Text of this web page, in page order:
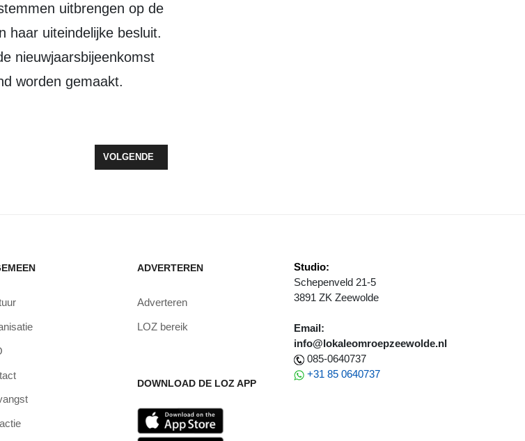
uitbrengen op de
haar uiteindelijke besluit.
nieuwjaarsbijeenkomst
worden gemaakt.
GETEKEND VOLGENDE ARTIKEL: LEERLINGEN 'DE TOERMALIJN' DOEN OP DE FIETS EVEN NIETS
VOLGENDE
ADVERTEREN
Adverteren
LOZ bereik
DOWNLOAD DE LOZ APP
Studio:
Schepenveld 21-5
3891 ZK Zeewolde
Email:
info@lokaleomroepzeewolde.nl
085-0640737
+31 85 0640737